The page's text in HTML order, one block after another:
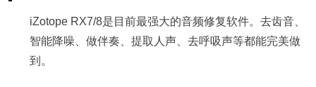
iZotope RX7/8是目前最强大的音频修复软件。去齿音、
智能降噪、做伴奏、提取人声、去呼吸声等都能完美做
到。